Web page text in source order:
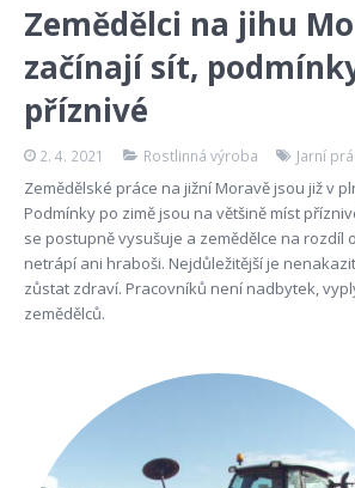
Zemědělci na jihu
začínají sít,
příznivé
2. 4. 2021 Rostlinná výroba Jarní
Zemědělské práce na jižní Moravě jsou již v
Podmínky po zimě jsou na většině míst
se postupně vysušuje a zemědělce na rozdíl
netrápí ani hraboši. Nejdůležitější je
zůstat zdraví. Pracovníků není nadbytek,
zemědělců.